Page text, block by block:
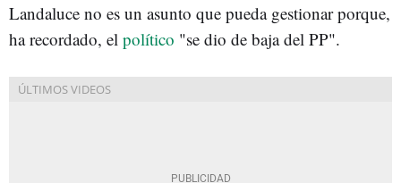
Landaluce no es un asunto que pueda gestionar porque,
ha recordado, el político "se dio de baja del PP".